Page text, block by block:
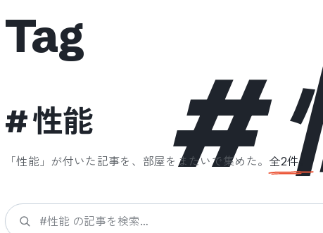
#
Tag
#性能
「性能 」が付いた記事を、部屋をまたいで集めた。 全2件。
検索